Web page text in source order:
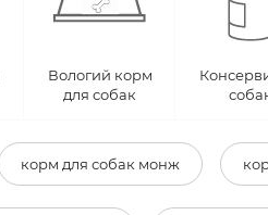
Вологий корм
для собак
корм для собак монж